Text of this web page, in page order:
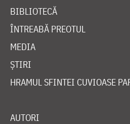
BIBLIOTECĂ
ÎNTREABĂ PREOTUL
MEDIA
ȘTIRI
HRAMUL SFINTEI CUVIOASE
AUTORI